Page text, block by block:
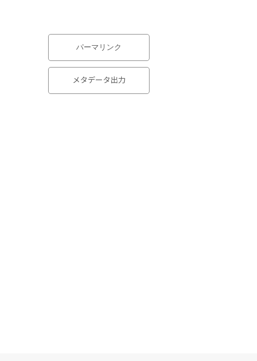
パーマリンク
メタデータ出力